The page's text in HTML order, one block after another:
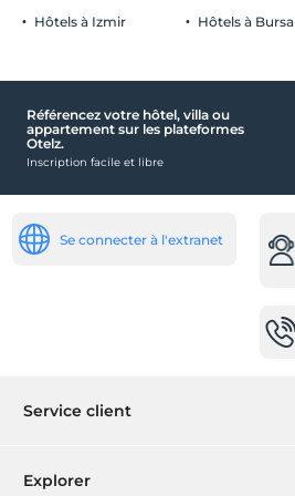
Boîte de nuit
Enfant
lit bébé
Service de transfert (payant)
Hôtels à Izmir Hôtels à Bursa
Référencez votre hôtel, villa ou
appartement sur les plateformes
Otelz.
Inscription facile et libre
Se connecter à l'extranet
Service client
Gérer la réservation
Explorer